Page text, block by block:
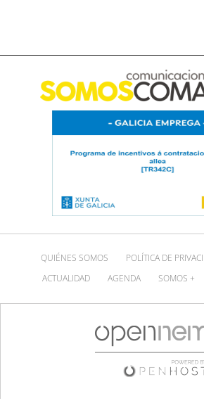
QUIÉNES SOMOS POLÍTICA DE
ACTUALIDAD
AGENDA SOMOS +